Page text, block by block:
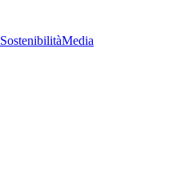
SostenibilitàMedia